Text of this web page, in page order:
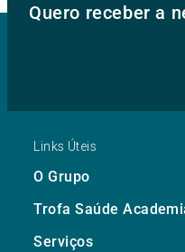
Quero receber a
Links Úteis
O Grupo
Trofa Saúde
Serviços